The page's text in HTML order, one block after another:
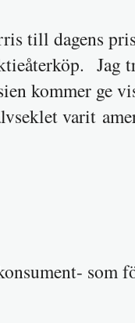
till dagens
Jag
kommer ge
varit
som